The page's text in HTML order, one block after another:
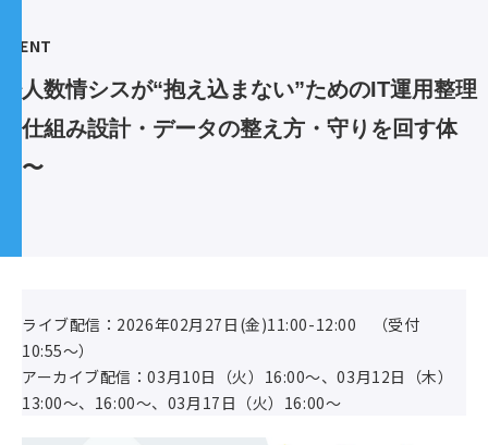
EVENT
少人数情シスが“抱え込まない”ためのIT運用整理
〜仕組み設計・データの整え方・守りを回す体
制〜
ライブ配信：2026年02月27日(金)11:00-12:00 （受付
10:55〜）
アーカイブ配信：03月10日（火）16:00〜、03月12日（木）
13:00〜、16:00〜、03月17日（火）16:00〜